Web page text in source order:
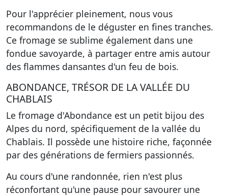
Pour l'apprécier pleinement, nous vous
recommandons de le déguster en fines tranches.
Ce fromage se sublime également dans une
fondue savoyarde, à partager entre amis autour
des flammes dansantes d'un feu de bois.
ABONDANCE, TRÉSOR DE LA VALLÉE DU
CHABLAIS
Le fromage d'Abondance est un petit bijou des
Alpes du nord, spécifiquement de la vallée du
Chablais. Il possède une histoire riche, façonnée
par des générations de fermiers passionnés.
Au cours d'une randonnée, rien n'est plus
réconfortant qu'une pause pour savourer une